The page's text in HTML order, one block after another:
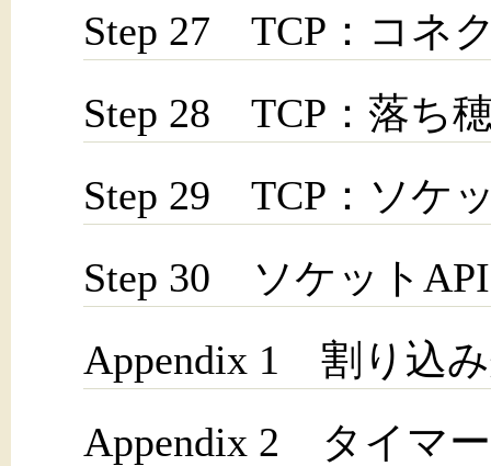
Step 27 TCP：コネ
Step 28 TCP：落ち
Step 29 TCP：ソケ
Step 30 ソケットAPI
Appendix 1 割り込
Appendix 2 タイマ